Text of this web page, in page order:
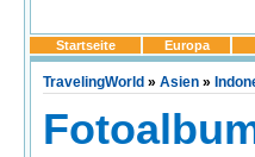
Startseite Europa
TravelingWorld » Asien »